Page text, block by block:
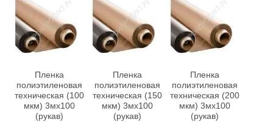
Пленка
полиэтиленовая
техническая (100
мкм) 3мх100
(рукав)
Пленка
полиэтиленовая
техническая (150
мкм) 3мх100
(рукав)
Пленка
полиэтиленовая
техническая (200
мкм) 3мх100
(рукав)